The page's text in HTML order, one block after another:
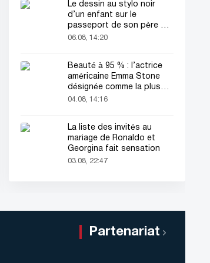
Le dessin au stylo noir
d’un enfant sur le
passeport de son père a
attiré tous les regards
06.08, 14:20
Beauté à 95 % : l’actrice
américaine Emma Stone
désignée comme la plus
belle femme du monde !
04.08, 14:16
La liste des invités au
mariage de Ronaldo et
Georgina fait sensation
03.08, 22:47
Partenariat